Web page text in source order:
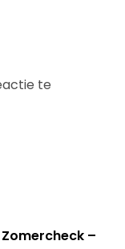
te
–